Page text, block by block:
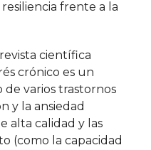
frente a la
científica
crónico es un
varios trastornos
y la ansiedad
alta calidad y las
(como la capacidad